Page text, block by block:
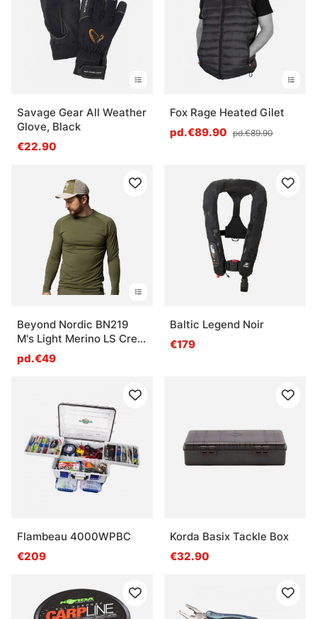
Savage Gear All Weather
Glove, Black
€22.90
Fox Rage Heated Gilet
pd.€89.90 pd.€89.90
Beyond Nordic BN219
M's Light Merino LS Crew
Moss Green
pd.€49
Baltic Legend Noir
€179
Flambeau 4000WPBC
€209
Korda Basix Tackle Box
€32.90